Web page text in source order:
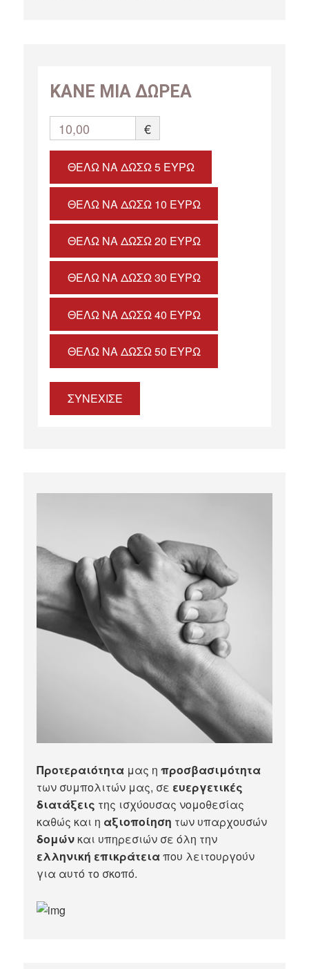
ΚΑΝΕ ΜΙΑ ΔΩΡΕΑ
10,00 €
ΘΈΛΩ ΝΑ ΔΏΣΩ 5 ΕΥΡΏ
ΘΈΛΩ ΝΑ ΔΏΣΩ 10 ΕΥΡΏ
ΘΈΛΩ ΝΑ ΔΏΣΩ 20 ΕΥΡΏ
ΘΈΛΩ ΝΑ ΔΏΣΩ 30 ΕΥΡΏ
ΘΈΛΩ ΝΑ ΔΏΣΩ 40 ΕΥΡΏ
ΘΈΛΩ ΝΑ ΔΏΣΩ 50 ΕΥΡΏ
ΣΥΝΕΧΙΣΕ
Προτεραιότητα μας ηπροσβασιμότητα
των συμπολιτών μας, σε ευεργετικές
διατάξεις της ισχύουσας νομοθεσίας
καθώς και η αξιοποίηση των υπαρχουσών
δομών και υπηρεσιών σε όλη την
ελληνική επικράτειαπου λειτουργούν
για αυτό το σκοπό.​